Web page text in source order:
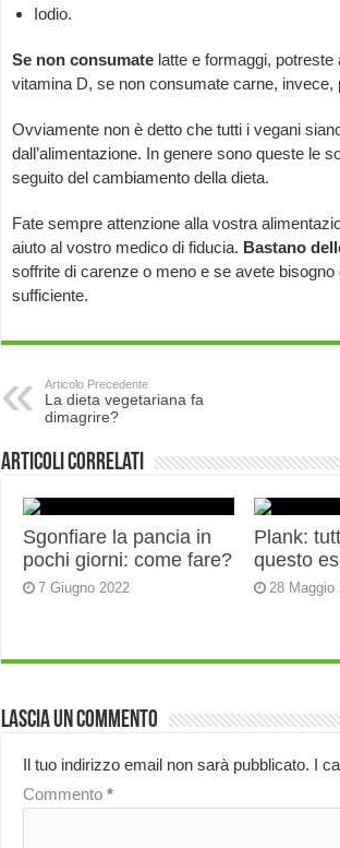
Iodio.
Se non consumatelatte e formaggi, potreste
vitamina D, se non consumate carne,
Ovviamente non è detto che tutti i vegani
dall’alimentazione. In genere sono queste le
seguito del cambiamento della dieta.
Fate sempre attenzione alla vostra
aiuto al vostro medico di fiducia. Bastano
soffrite di carenze o meno e se avete
sufficiente.
Articolo Precedente
La dieta vegetariana fa
dimagrire?
Articoli correlati
Sgonfiare la pancia in
pochi giorni: come fare?
7 Giugno 2022
Plank:
questo
28 Maggio
Lascia un commento
Il tuo indirizzo email non sarà pubblicato. I
Commento *